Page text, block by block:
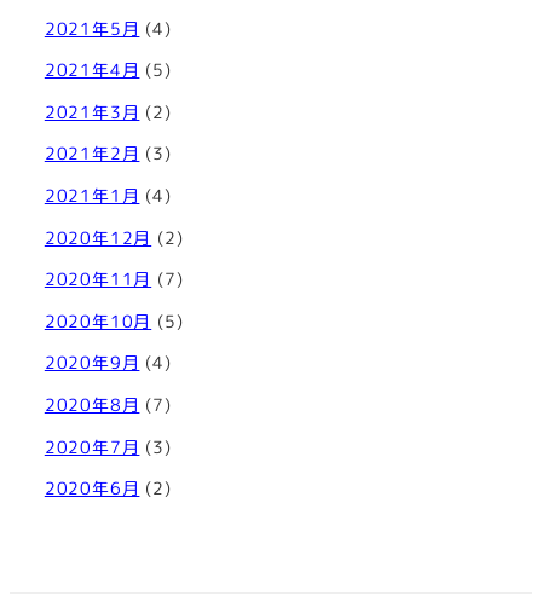
2021年5月 (4)
2021年4月 (5)
2021年3月 (2)
2021年2月 (3)
2021年1月 (4)
2020年12月 (2)
2020年11月 (7)
2020年10月 (5)
2020年9月 (4)
2020年8月 (7)
2020年7月 (3)
2020年6月 (2)